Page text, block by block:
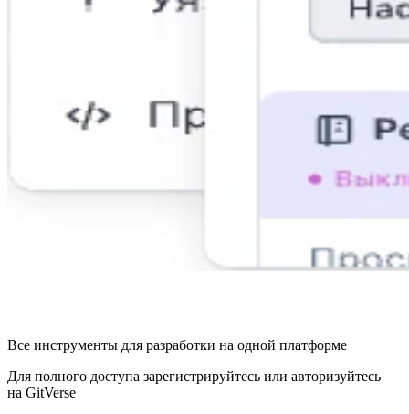
Все инструменты для разработки на одной платформе
Для полного доступа зарегистрируйтесь или авторизуйтесь
на GitVerse